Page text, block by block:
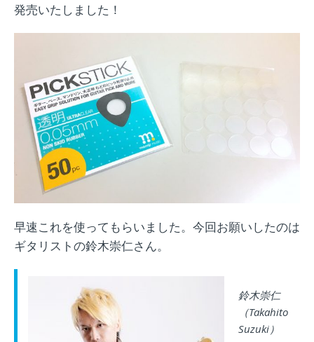
発売いたしました！
早速これを使ってもらいました。今回お願いしたのは
ギタリストの鈴木崇仁さん。
鈴木崇仁
（Takahito
Suzuki）